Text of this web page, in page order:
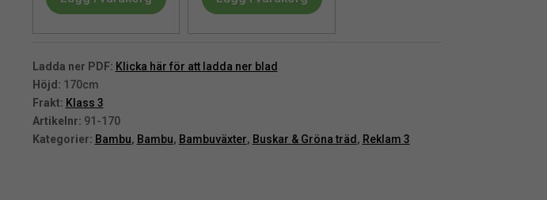
Grönt
cm
mängd
Grönt
cm
Ladda ner PDF: Klicka här för att ladda ner blad
Höjd: 170cm
Frakt: Klass 3
Artikelnr: 91-170
Kategorier: Bambu, Bambu, Bambuväxter, Buskar & Gröna träd , Reklam 3